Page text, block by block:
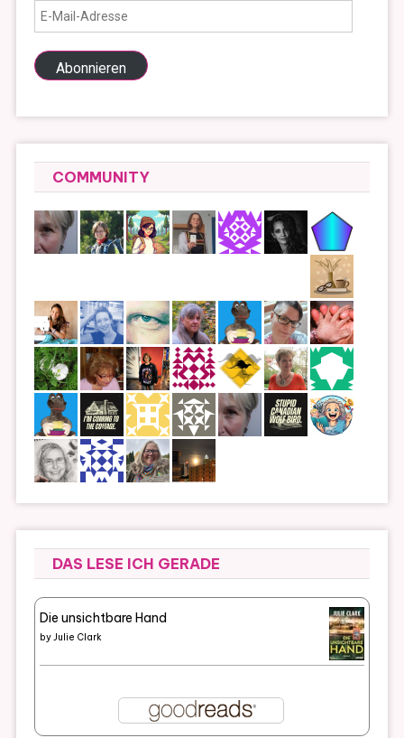
E-
Mail-
Adresse
Abonnieren
COMMUNITY
DAS LESE ICH GERADE
Die unsichtbare Hand
byJulie Clark